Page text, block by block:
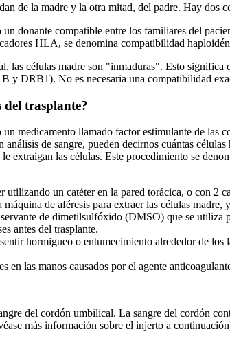
de la madre y la otra mitad, del padre. Hay
donante compatible entre los familiares del
HLA, se denomina compatibilidad
las células madre son "inmaduras". Esto
y DRB1). No es necesaria una compatibilidad
del trasplante?
medicamento llamado factor estimulante de
de sangre, pueden decirnos cuántas
extraigan las células. Este procedimiento se
utilizando un catéter en la pared torácica, o con 2
de aféresis para extraer las células
de dimetilsulfóxido (DMSO) que se
antes del trasplante.
hormigueo o entumecimiento alrededor de
en las manos causados por el agente
del cordón umbilical. La sangre del cordón
más información sobre el injerto a